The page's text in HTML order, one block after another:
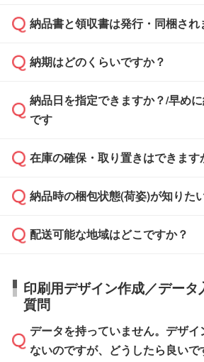
基本的には先入金をお願いして
どの場合は、月末締め翌月末払
また、卒業・卒園記念品で対策
校や幼稚園・保育園であれば、
ご希望の際は担当スタッフまで
ください。
納品書と領収書は発行・同梱され
納品書・領収書は ご依頼をいた
ず、通常はPDFデータをメール
ます。
たは注文フォームの『ご注文に
納期はどのくらいですか？
・印刷する場合(500個程度)
ご入金、イメージ画像の校了か
ご入金確認後、1～2営業日で出
タッフまでお問い合わせくださ
ル」に注文予定日をご入力いた
その締切日や出荷目安をご確認
納品日を指定できますか？/早め
です
ご希望の納期がある場合は、お
い。
応が可能かご案内いたします。
す。>>対象商品はこちら
※最短出荷日は商品によって異な
品ページにてご確認ください
在庫の確保・取り置きはできます
ご入金確認後に在庫を確保し、
はできかねますので予めご了承く
納品時の梱包状態(荷姿)が知りた
商品によって異なります。各ペ
す。(白箱、化粧箱、ブリスター
【袋入り】 商品がひとつずつ袋
す。(透明袋、デザイン袋など)
【個包装なし】 個包装がされて
配送可能な地域はどこですか？
日本全国へお届けが可能です。
直接納品は行っておりませんの
ださい。
印刷用デザイン作成／デー
質問
データを持っていません。デザイ
ないのですが、どうしたら良いで